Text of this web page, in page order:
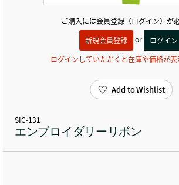
ご購入には会員登録（ログイン）が
新規会員登録
or
ログイン
ログインしていただくと在庫や価格が
SIC-131
エンブロイダリーリボン
Add to Wishlist